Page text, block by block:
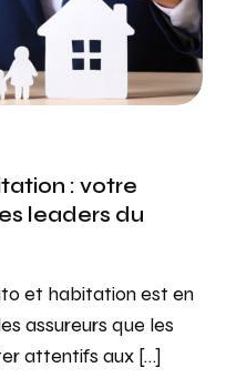
: votre
leaders du
et habitation est en
assureurs que les
attentifs aux […]